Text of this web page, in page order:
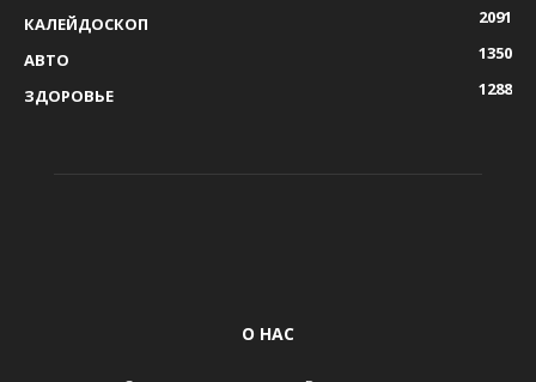
КАЛЕЙДОСКОП
2091
АВТО
1350
ЗДОРОВЬЕ
1288
О НАС